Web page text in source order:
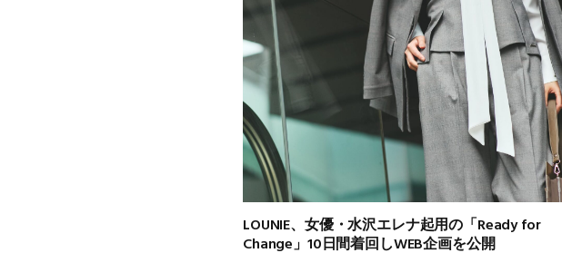
LOUNIE、女優・水沢エレナ起用の「Ready for
Change」10日間着回しWEB企画を公開